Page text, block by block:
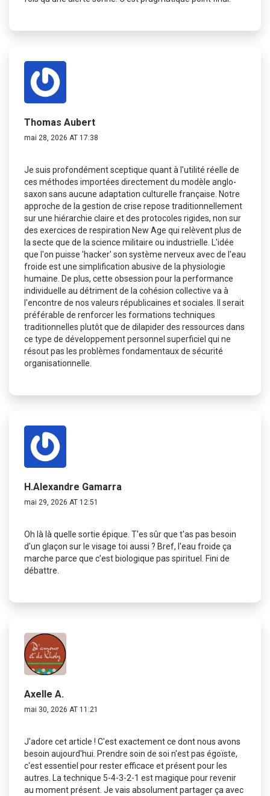
Thomas Aubert
mai 28, 2026 AT 17:38
Je suis profondément sceptique quant à l'utilité réelle de
ces méthodes importées directement du modèle anglo-
saxon sans aucune adaptation culturelle française. Notre
approche de la gestion de crise repose traditionnellement
sur une hiérarchie claire et des protocoles rigides, non sur
des exercices de respiration New Age qui relèvent plus de
la secte que de la science militaire ou industrielle. L'idée
que l'on puisse 'hacker' son système nerveux avec de l'eau
froide est une simplification abusive de la physiologie
humaine. De plus, cette obsession pour la performance
individuelle au détriment de la cohésion collective va à
l'encontre de nos valeurs républicaines et sociales. Il serait
préférable de renforcer les formations techniques
traditionnelles plutôt que de dilapider des ressources dans
ce type de développement personnel superficiel qui ne
résout pas les problèmes fondamentaux de sécurité
organisationnelle.
H.Alexandre Gamarra
mai 29, 2026 AT 12:51
Oh là là quelle sortie épique. T'es sûr que t'as pas besoin
d'un glaçon sur le visage toi aussi ? Bref, l'eau froide ça
marche parce que c'est biologique pas spirituel. Fini de
débattre.
Axelle A.
mai 30, 2026 AT 11:21
J'adore cet article ! C'est exactement ce dont nous avons
besoin aujourd'hui. Prendre soin de soi n'est pas égoïste,
c'est essentiel pour rester efficace et présent pour les
autres. La technique 5-4-3-2-1 est magique pour revenir
au moment présent. Je vais absolument partager ça avec